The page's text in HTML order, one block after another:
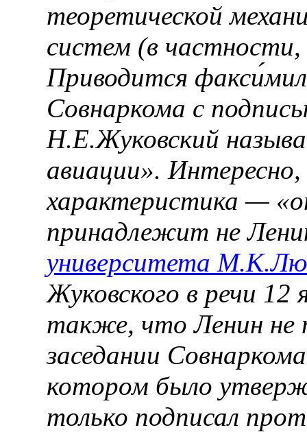
теоретической
систем (в
Приводится
Совнаркома с
Н.Е.Жуковский
авиации».
характеристика —
принадлежит не
университета
Жуковского в речи
также, что Ленин не
заседании
котором было
только подписал